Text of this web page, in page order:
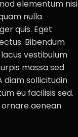
elementum nisi
nulla
quis. Eget
Bibendum
vestibulum
massa sed
diam sollicitudin
eu facilisis sed.
aenean